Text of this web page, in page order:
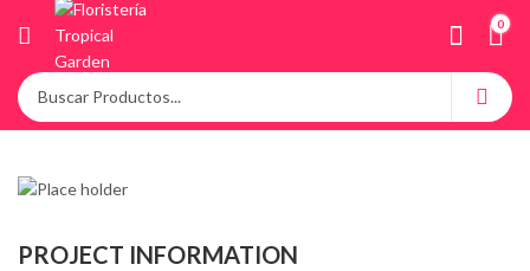
0
PROJECT INFORMATION